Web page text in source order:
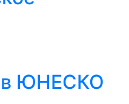
в ЮНЕСКО